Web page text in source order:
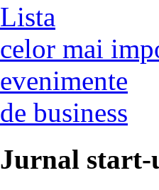
Lista
celor mai
evenimente
de business
Jurnal start-